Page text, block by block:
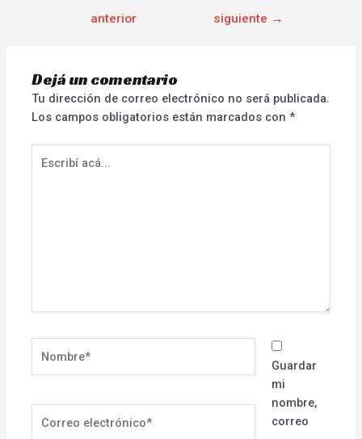
anterior
siguiente →
Dejá un comentario
Tu dirección de correo electrónico no será publicada.
Los campos obligatorios están marcados con*
acá...
electrónico*
Guardar
mi
nombre,
correo